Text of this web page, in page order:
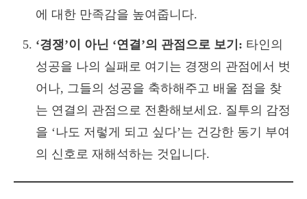
에 대한 만족감을 높여줍니다.
‘경쟁’이 아닌 ‘연결’의 관점으로 보기: 타인의
성공을 나의 실패로 여기는 경쟁의 관점에서 벗
어나, 그들의 성공을 축하해주고 배울 점을 찾
는 연결의 관점으로 전환해보세요. 질투의 감정
을 ‘나도 저렇게 되고 싶다’는 건강한 동기 부여
의 신호로 재해석하는 것입니다.